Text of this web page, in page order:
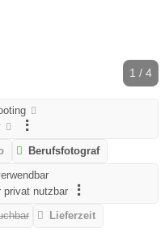
1 / 4
Berufsfotograf
privat nutzbar
Lieferzeit